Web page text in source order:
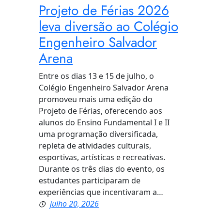
Projeto de Férias 2026
leva diversão ao Colégio
Engenheiro Salvador
Arena
Entre os dias 13 e 15 de julho, o
Colégio Engenheiro Salvador Arena
promoveu mais uma edição do
Projeto de Férias, oferecendo aos
alunos do Ensino Fundamental I e II
uma programação diversificada,
repleta de atividades culturais,
esportivas, artísticas e recreativas.
Durante os três dias do evento, os
estudantes participaram de
experiências que incentivaram a…
julho 20, 2026